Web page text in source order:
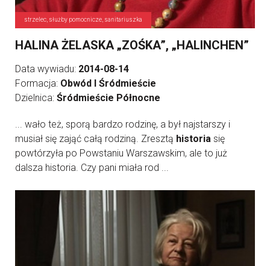
strzelec, służby pomocnicze, sanitariuszka
HALINA ŻELASKA „ZOŚKA”, „HALINCHEN”
Data wywiadu: 2014-08-14
Formacja: Obwód I Śródmieście
Dzielnica: Śródmieście Północne
... wało też, sporą bardzo rodzinę, a był najstarszy i
musiał się zająć całą rodziną. Zresztą historia się
powtórzyła po Powstaniu Warszawskim, ale to już
dalsza historia. Czy pani miała rod ...